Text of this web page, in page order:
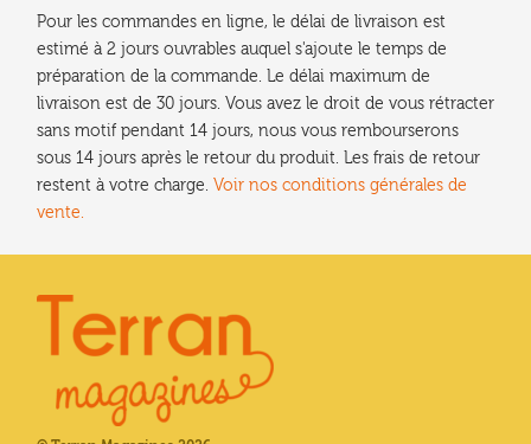
Pour les commandes en ligne, le délai de livraison est
estimé à 2 jours ouvrables auquel s'ajoute le temps de
préparation de la commande. Le délai maximum de
livraison est de 30 jours. Vous avez le droit de vous rétracter
sans motif pendant 14 jours, nous vous rembourserons
sous 14 jours après le retour du produit. Les frais de retour
restent à votre charge. Voir nos conditions générales de
vente.